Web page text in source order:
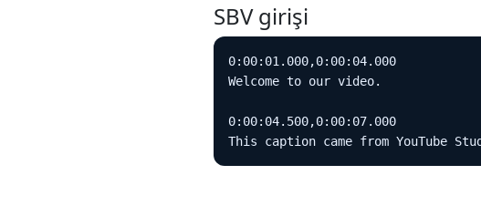
SBV girişi
0:00:01.000,0:00:04.000
Welcome to our video.
0:00:04.500,0:00:07.000
This caption came from YouTube